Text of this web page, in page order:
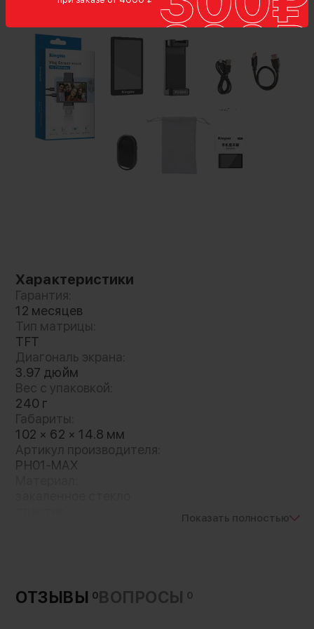
основную камеру смартфона. Обновленная
модель Max поддерживает проводное
подключение, благодаря чему качество
изображения и синхронизация со звуком
останутся на высоте!
Мгновенная передача по Type-C
Кабель Type-C обеспечивает стабильную
Характеристики
Гарантия:
12 месяцев
Тип матрицы:
TFT
Диагональ экрана:
3.97 дюйм
Вес с упаковкой:
240 г
Габариты:
102 × 62 × 14.8 мм
Артикул производителя:
PH01-MAX
Яркость дисплея:
300 cd/m²
Показать полностью
ОТЗЫВЫ 0ВОПРОСЫ 0